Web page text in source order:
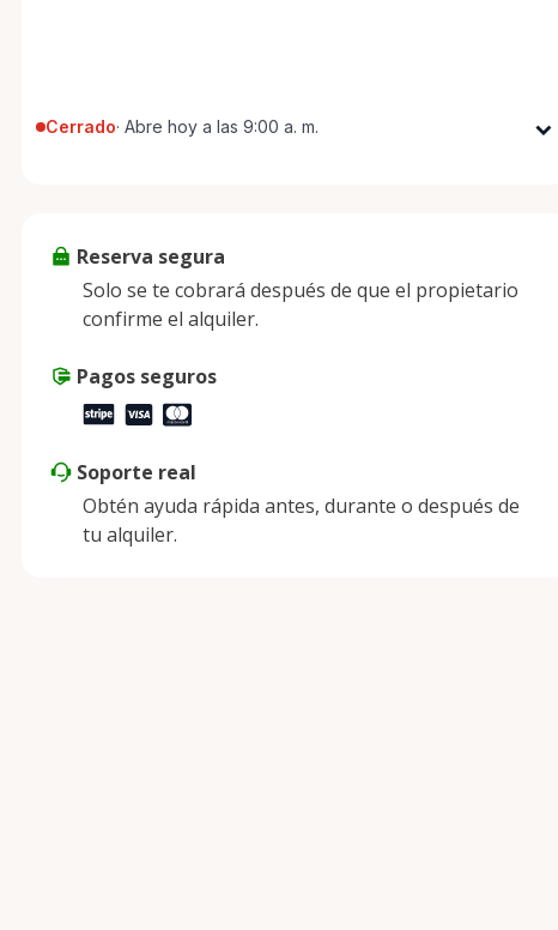
Cerrado· Abre hoy a las 9:00 a. m.
Jueves
9:00 a. m. - 5:00 p. m.
Domingo
Reserva segura
Solo se te cobrará después de que el propietario
confirme el alquiler.
Pagos seguros
Soporte real
Obtén ayuda rápida antes, durante o después de
tu alquiler.